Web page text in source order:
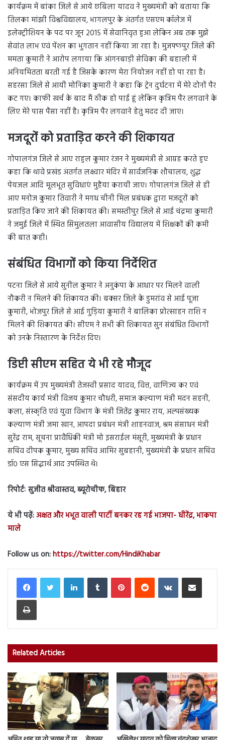
कार्यक्रम में बांका जिले से आये छबिला यादव ने मुख्यमंत्री को बताया कि
तिलका मांझी विश्वविद्यालय, भागलपुर के अंतर्गत एसएम कॉलेज में
इलेक्ट्रीशियन के पद पर जून 2015 में सेवानिवृत हुआ लेकिन अब तक मुझे
सेवांत लाभ एवं पेंशन का भुगतान नहीं किया जा रहा है। मुजफ्फपुर जिले की
ममता कुमारी ने आरोप लगाया कि आंगनबाड़ी सेविका की बहाली में
अनियमितता बरती गई है जिसके कारण मेरा नियोजन नहीं हो पा रहा है।
सहरसा जिले से आयी मोनिका कुमारी ने कहा कि ट्रेन दुर्घटना में मेरे दोनों पैर
कट गए। काफी खर्च के बाद मैं ठीक हो पाई हूं लेकिन कृत्रिम पैर लगवाने के
लिए मेरे पास पैसा नहीं है। कृत्रिम पैर लगवाने हेतु मदद दी जाए।
मजदूरों को प्रताड़ित करने की शिकायत
गोपालगंज जिले से आए राहुल कुमार रंजन ने मुख्यमंत्री से आग्रह करते हुए
कहा कि थावे प्रखंड अंतर्गत लक्ष्वार मंदिर में सार्वजनिक शौचालय, शुद्ध
पेयजल आदि मूलभूत सुविधाएं मुहैया करायी जाए। गोपालगंज जिले से ही
आए मनोज कुमार तिवारी ने मगध चीनी मिल प्रबंधक द्वारा मजदूरों को
प्रताड़ित किए जाने की शिकायत की। समस्तीपुर जिले से आई चंद्रमा कुमारी
ने जमुई जिले में स्थित सिमुलतला आवासीय विद्यालय में शिक्षकों की कमी
की बात कही।
संबंधित विभागों को किया निर्देशित
पटना जिले से आये सुनील कुमार ने अनुकंपा के आधार पर मिलने वाली
नौकरी न मिलने की शिकायत की। बक्सर जिले के डुमरांव से आई पूजा
कुमारी, भोजपुर जिले से आई गुड़िया कुमारी ने बालिका प्रोत्साहन राशि न
मिलने की शिकायत की। सीएम ने सभी की शिकायत सुन संबंधित विभागों
को उनके निस्तारण के निर्देश दिए।
डिप्टी सीएम सहित ये भी रहे मौजूद
कार्यक्रम में उप मुख्यमंत्री तेजस्वी प्रसाद यादव, वित्त, वाणिज्य कर एवं
संसदीय कार्य मंत्री विजय कुमार चौधरी, समाज कल्याण मंत्री मदन सहनी,
कला, संस्कृति एवं युवा विभाग के मंत्री जितेंद्र कुमार राय, अल्पसंख्यक
कल्याण मंत्री जमा खान, आपदा प्रबंधन मंत्री शाहनवाज, श्रम संसाधन मंत्री
सुरेंद्र राम, सूचना प्रावैधिकी मंत्री मो इसराईल मंसूरी, मुख्यमंत्री के प्रधान
सचिव दीपक कुमार, मुख्य सचिव आमिर सुबहानी, मुख्यमंत्री के प्रधान सचिव
डॉ० एस सिद्धार्थ आद उपस्थित थे।
रिपोर्टः सुजीत श्रीवास्तव, ब्यूरोचीफ, बिहार
ये भी पढ़ें:अक्षत और भभूत वाली पार्टी बनकर रह गई भाजपा- धीरेंद्र, भाकपा
माले
Follow us on:https://twitter.com/HindiKhabar
LinkedInTumblr PinterestReddit VKontakteShare via Email
Print
Related Articles